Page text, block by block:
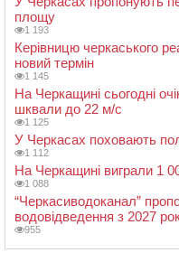
площу
1 193
Керівницю черкаського
новий термін
1 145
На Черкащині сьогодні
шквали до 22 м/с
1 125
У Черкасах поховають
1 112
На Черкащині виграли 1
1 088
“Черкасиводоканал”
водовідведення з 2027
955